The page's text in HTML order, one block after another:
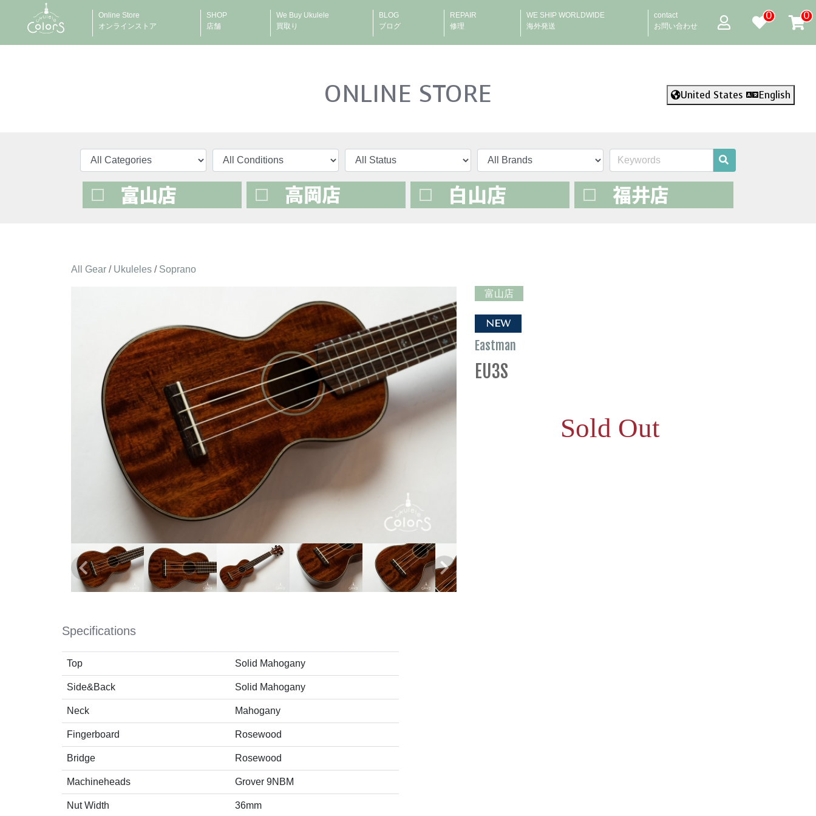
Online Store
オンラインストア
SHOP
店舗
We Buy Ukulele
買取り
BLOG
ブログ
REPAIR
修理
WE SHIP WORLDWIDE
海外発送
contact
お問い合わせ
0 0
ONLINE STORE United States English
All Gear / Ukuleles / Soprano
富山店
NEW
Eastman
EU3S
Sold Out
Specifications
Top Solid Mahogany
Side&Back Solid Mahogany
Neck Mahogany
Fingerboard Rosewood
Bridge Rosewood
Machineheads Grover 9NBM
Nut Width 36mm